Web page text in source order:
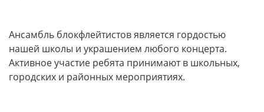
Ансамбль блокфлейтистов является гордостью
нашей школы и украшением любого концерта.
Активное участие ребята принимают в школьных,
городских и районных мероприятиях.